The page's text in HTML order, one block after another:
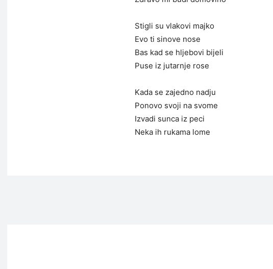
Stigli su vlakovi majko
Evo ti sinove nose
Bas kad se hljebovi bijeli
Puse iz jutarnje rose
Kada se zajedno nadju
Ponovo svoji na svome
Izvadi sunca iz peci
Neka ih rukama lome